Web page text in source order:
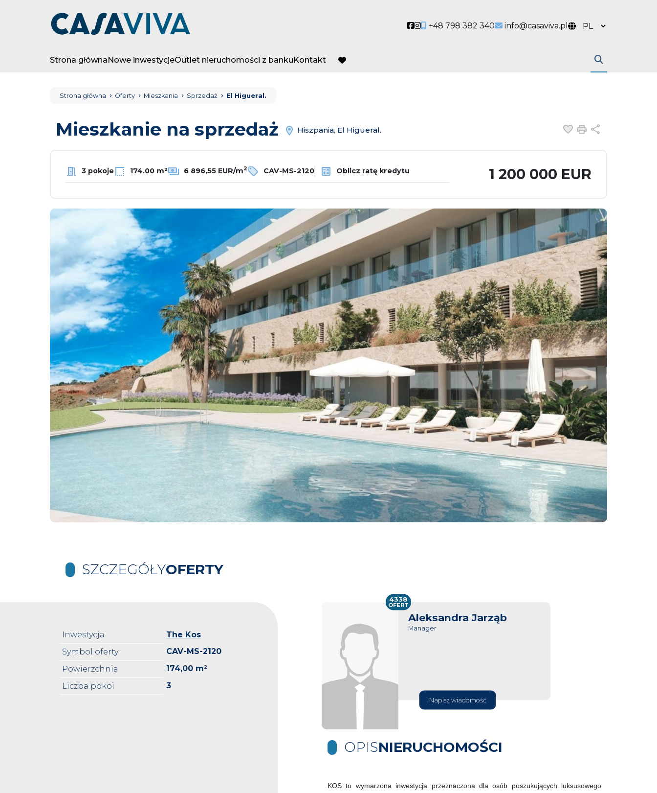
Social link
Social link
+48 798 382 340 info@casaviva.pl
Strona głównaNowe inwestycjeOutlet nieruchomości z bankuKontakt
favorite
Strona główna Oferty Mieszkania Sprzedaż El Higueral.
Mieszkanie na sprzedaż Hiszpania, El Higueral. Dodaj do
Drukuj
3 pokoje 174.00 m² 6 896,55 EUR/m2 CAV-MS-2120 Oblicz ratę kredytu 1 200 000 EUR
SZCZEGÓŁYOFERTY
Inwestycja
The Kos
Symbol oferty
CAV-MS-2120
Powierzchnia
174,00 m²
Liczba pokoi
3
Aleksandra Jarząb
Manager
Napisz wiadomość
4338
OFERT
OPISNIERUCHOMOŚCI
KOS to wymarzona inwestycja przeznaczona dla osób poszukujących luksusowego